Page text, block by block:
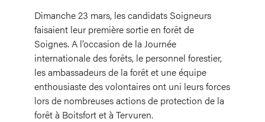
Dimanche 23 mars, les candidats Soigneurs
faisaient leur première sortie en forêt de
Soignes. A l’occasion de la Journée
internationale des forêts, le personnel forestier,
les ambassadeurs de la forêt et une équipe
enthousiaste des volontaires ont uni leurs forces
lors de nombreuses actions de protection de la
forêt à Boitsfort et à Tervuren.